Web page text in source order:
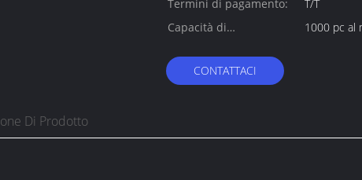
Termini di pagamento:
T/T
Capacità di
1000 pc al
CONTATTACI
Di Prodotto